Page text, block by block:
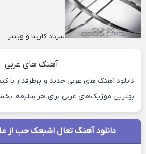
سرناد کارینا و وینتر
آهنگ های عربی
دانلود آهنگ های عربی جدید و پرطرفدار با
بهترین موزیک‌های عربی برای هر سلیقه.
دانلود آهنگ تعال اشبعک حب از